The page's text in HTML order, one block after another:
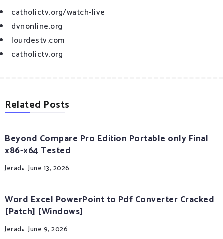
catholictv.org/watch-live
dvnonline.org
lourdestv.com
catholictv.org
Related Posts
Beyond Compare Pro Edition Portable only Final
x86-x64 Tested
Jerad June 13, 2026
Word Excel PowerPoint to Pdf Converter Cracked
[Patch] [Windows]
Jerad June 9, 2026